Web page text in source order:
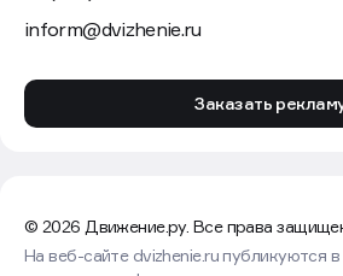
+7 (499) 404-15-15
© 2026 Движение.ру. Все права